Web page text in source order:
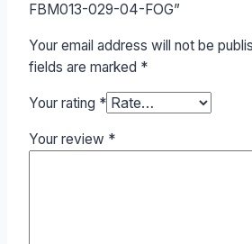
FBM013-029-04-FOG”
Your email address will not be
fields are marked *
Your rating *
Your review *